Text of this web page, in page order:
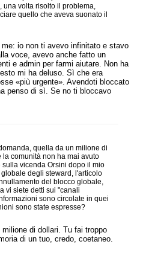
una volta risolto il problema,
quello che aveva suonato il
me: io non ti avevo infinitato e stavo
voce, avevo anche fatto un
e admin per farmi aiutare. Non ha
mi ha deluso. Sì che era
«più urgente». Avendoti bloccato
penso di sì. Se no ti bloccavo
quella da un milione di
la comunità non ha mai avuto
vicenda Orsini dopo il mio
degli steward, l'articolo
del blocco globale,
vi siete detti sui "canali
sono circolate in quei
sono state espresse?
di dollari. Tu fai troppo
di un tuo, credo, coetaneo.